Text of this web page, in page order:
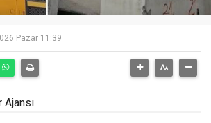
Pazar 11:39
Ajansı